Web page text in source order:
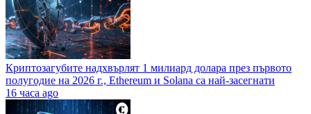
Криптозагубите надхвърлят 1 милиард долара през първото
полугодие на 2026 г., Ethereum и Solana са най-засегнати
16 часа ago